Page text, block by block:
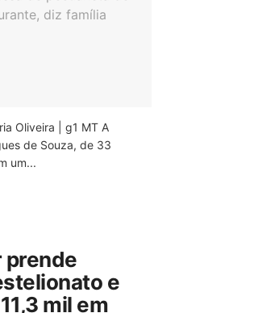
Oliveira | g1 MT A
de Souza, de 33
um...
prende
e
mil em